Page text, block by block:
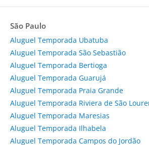
São Paulo
Aluguel Temporada Ubatuba
Aluguel Temporada São Sebastião
Aluguel Temporada Bertioga
Aluguel Temporada Guarujá
Aluguel Temporada Praia Grande
Aluguel Temporada Riviera de São
Aluguel Temporada Maresias
Aluguel Temporada Ilhabela
Aluguel Temporada Campos do Jordão